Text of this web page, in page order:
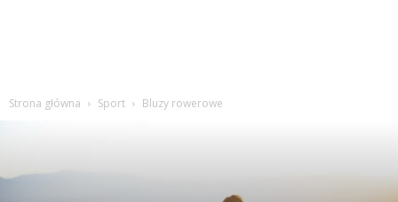
Strona główna Sport Bluzy rowerowe